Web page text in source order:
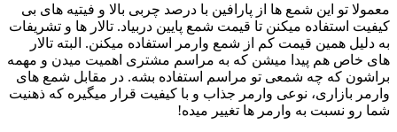
معمولا تو این شمع ها از پارافین با درصد چربی بالا و فیتیه های بی
کیفیت استفاده میکنن تا قیمت شمع پایین دربیاد. تالار ها و تشریفات
به دلیل همین قیمت کم از شمع وارمر استفاده میکنن. البته تالار
های خاص هم پیدا میشن که به مراسم مشتری اهمیت میدن و مهمه
براشون که چه شمعی تو مراسم استفاده بشه. در مقابل شمع های
وارمر بازاری، نوعی وارمر جذاب و با کیفیت قرار میگیره که ذهنیت
شما رو نسبت به وارمر ها تغییر میده!